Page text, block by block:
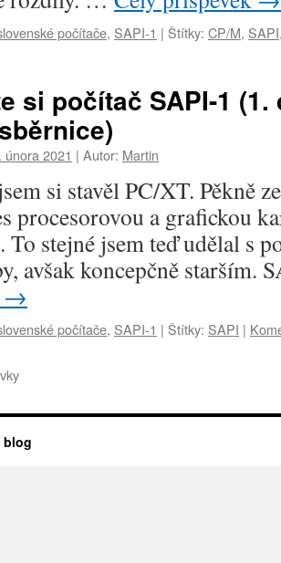
počítače, SAPI-1 | Štítky: CP/M, SAPI
si počítač SAPI-1
února 2021 | Autor: Martin
si stavěl PC/XT. Pěkně
procesorovou a grafickou
stejné jsem teď udělal s
avšak koncepčně
→
počítače, SAPI-1 | Štítky: SAPI |
blog